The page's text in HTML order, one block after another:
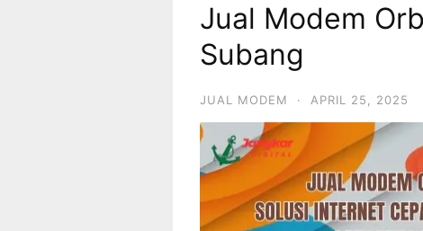
Jual Modem
Subang
JUAL MODEM · APRIL 25, 2025